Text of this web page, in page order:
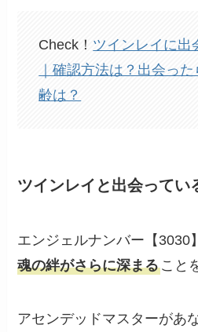
Check！ ツインレイに出
｜確認方法は？出会っ
齢は？
ツインレイと出会ってい
エンジェルナンバー【3030
魂の絆がさらに深まること
アセンデッドマスターがあ